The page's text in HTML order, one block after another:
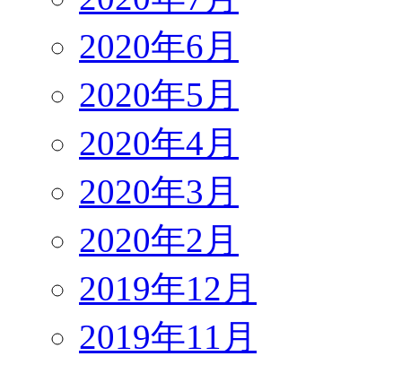
2020年6月
2020年5月
2020年4月
2020年3月
2020年2月
2019年12月
2019年11月